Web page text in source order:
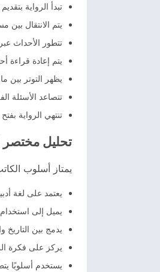
تبدأ الرواية
يتم الانتقال
تتطور الأحداث
يتم إعادة قراءة
يظهر التوتر بين
تتصاعد الأسئلة
تنتهي الرواية
تحليل
يمتاز أسلوب
يعتمد على لغة
يميل إلى
يدمج بين التاريخ
يركز على فكرة
يستخدم أسلوبًا